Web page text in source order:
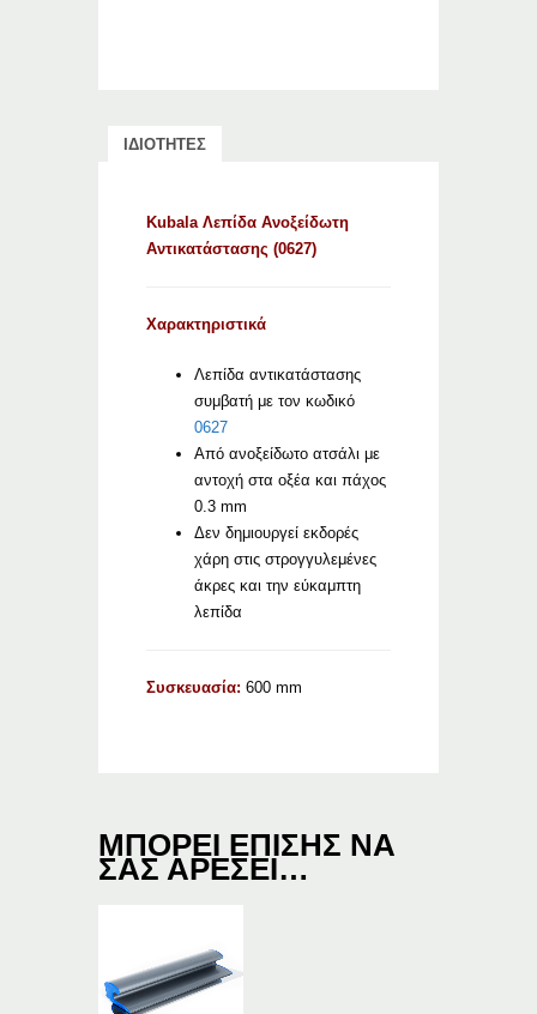
ΙΔΙΟΤΗΤΕΣ
Kubala Λεπίδα Ανοξείδωτη
Αντικατάστασης (0627)
Χαρακτηριστικά
Λεπίδα αντικατάστασης
συμβατή με τον κωδικό
0627
Από ανοξείδωτο ατσάλι με
αντοχή στα οξέα και πάχος
0.3 mm
Δεν δημιουργεί εκδορές
χάρη στις στρογγυλεμένες
άκρες και την εύκαμπτη
λεπίδα
Συσκευασία: 600 mm
ΜΠΟΡΕΊ ΕΠΊΣΗΣ ΝΑ
ΣΑΣ ΑΡΈΣΕΙ…